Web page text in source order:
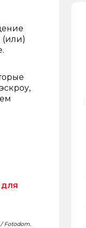
(или)
для
/ Fotodom.